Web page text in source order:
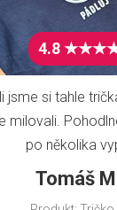
4.8
jsme si tahle
milovali.
po několika
Tomáš